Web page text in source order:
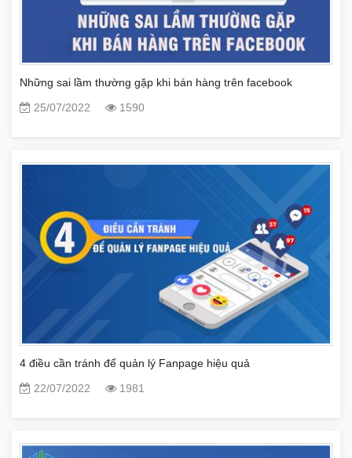
Những sai lầm thường gặp khi bán hàng trên facebook
25/07/2022
1590
4 điều cần tránh để quản lý Fanpage hiệu quả
22/07/2022
1981